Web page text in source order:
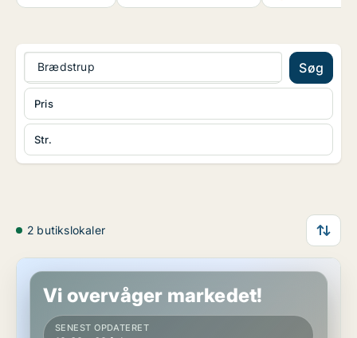
Brædstrup Søg
Str.
Pris
2 butikslokaler
Butik i Brædstrup
Vi overvåger markedet!
SENEST OPDATERET